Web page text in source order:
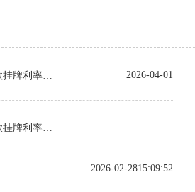
关于调整人民币存款挂牌利率的公告 2026-04-01
关于调整人民币存款挂牌利率的公告
2026-02-2815:09:52